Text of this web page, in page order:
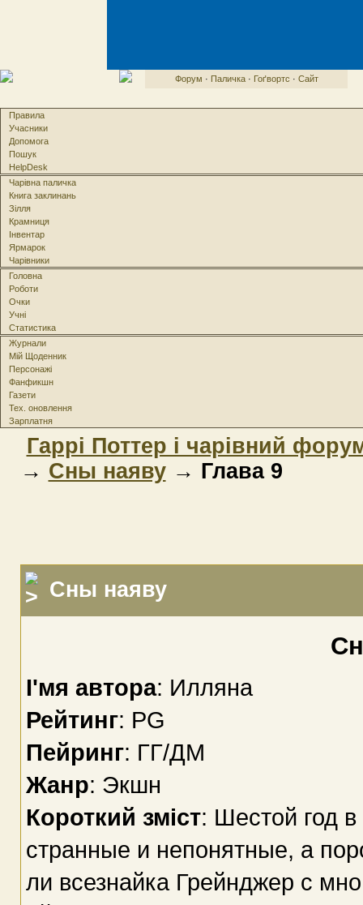
Форум · Паличка· Гоґвортс · Сайт
Правила
Учасники
Допомога
Пошук
HelpDesk
Чарівна паличка
Книга заклинань
Зілля
Крамниця
Інвентар
Ярмарок
Чарівники
Головна
Роботи
Очки
Учні
Статистика
Журнали
Мій Щоденник
Персонажі
Фанфикшн
Газети
Тех. оновлення
Зарплатня
Гаррі Поттер і чарівний
→ Сны наяву→ Глава 9
Сны наяву
І'мя автора: Илляна
Рейтинг: PG
Пейринг: ГГ/ДМ
Жанр: Экшн
Короткий зміст: Шестой год
странные и непонятные, а
ли всезнайка Грейнджер с